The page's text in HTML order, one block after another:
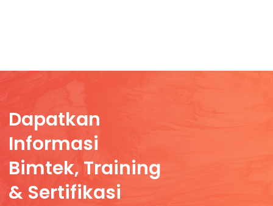
Dapatkan
Informasi
Bimtek, Training
& Sertifikasi